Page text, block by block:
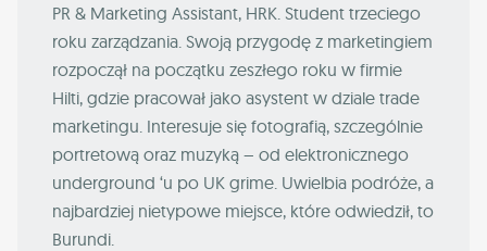
PR & Marketing Assistant, HRK. Student trzeciego
roku zarządzania. Swoją przygodę z marketingiem
rozpoczął na początku zeszłego roku w firmie
Hilti, gdzie pracował jako asystent w dziale trade
marketingu. Interesuje się fotografią, szczególnie
portretową oraz muzyką – od elektronicznego
underground ‘u po UK grime. Uwielbia podróże, a
najbardziej nietypowe miejsce, które odwiedził, to
Burundi.